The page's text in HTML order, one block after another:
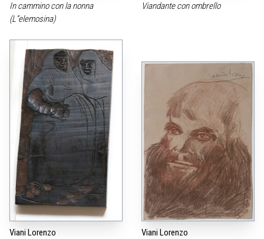
In cammino con la nonna
(L”elemosina)
Viandante con ombrello
Viani Lorenzo
Viani Lorenzo